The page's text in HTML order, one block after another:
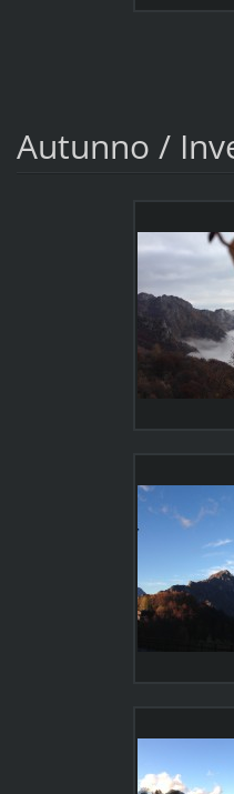
Autunno /